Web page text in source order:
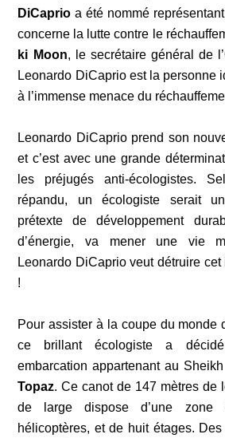
DiCaprio a été nommé
concerne la lutte contre le
ki Moon, le secrétaire général de
Leonardo DiCaprio est la personne
à l’immense menace du
Leonardo DiCaprio prend son
et c’est avec une grande
les préjugés anti-écologistes.
répandu, un écologiste serait
prétexte de développement
d’énergie, va mener une vie
Leonardo DiCaprio veut détruire
!
Pour assister à la coupe du monde
ce brillant écologiste a décidé
embarcation appartenant au
Topaz. Ce canot de 147 mètres de
de large dispose d’une zone
hélicoptères, et de huit étages.